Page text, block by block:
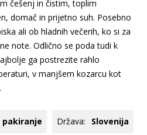
češenj in čistim, toplim
domač in prijetno suh. Posebno
ali ob hladnih večerih, ko si za
note. Odlično se poda tudi k
ga postrezite rahlo
v manjšem kozarcu kot
pakiranje Država: Slovenija